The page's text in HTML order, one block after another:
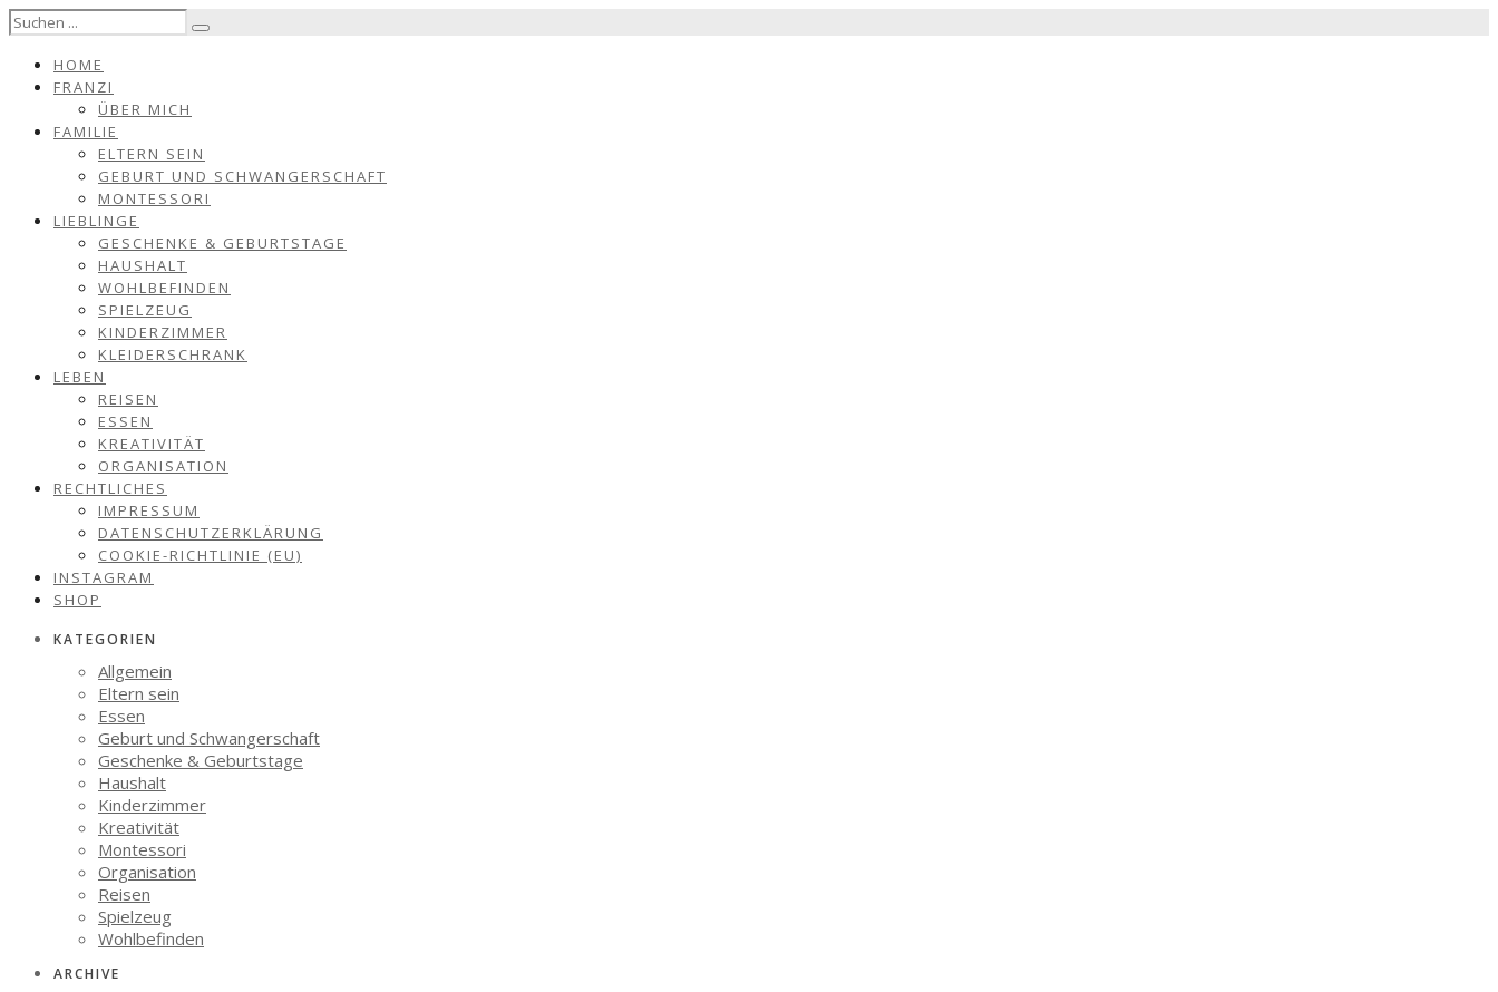
HOME
FRANZI
ÜBER MICH
FAMILIE
ELTERN SEIN
GEBURT UND SCHWANGERSCHAFT
MONTESSORI
LIEBLINGE
GESCHENKE & GEBURTSTAGE
HAUSHALT
WOHLBEFINDEN
SPIELZEUG
KINDERZIMMER
KLEIDERSCHRANK
LEBEN
REISEN
ESSEN
KREATIVITÄT
ORGANISATION
RECHTLICHES
IMPRESSUM
DATENSCHUTZERKLÄRUNG
COOKIE-RICHTLINIE (EU)
INSTAGRAM
SHOP
KATEGORIEN
Allgemein
Eltern sein
Essen
Geburt und Schwangerschaft
Geschenke & Geburtstage
Haushalt
Kinderzimmer
Kreativität
Montessori
Organisation
Reisen
Spielzeug
Wohlbefinden
ARCHIVE